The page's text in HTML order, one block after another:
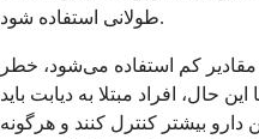
طولانی استفاده شود.
کم استفاده می‌شود، خطر
حال، افراد مبتلا به دیابت باید
بیشتر کنترل کنند و هرگونه